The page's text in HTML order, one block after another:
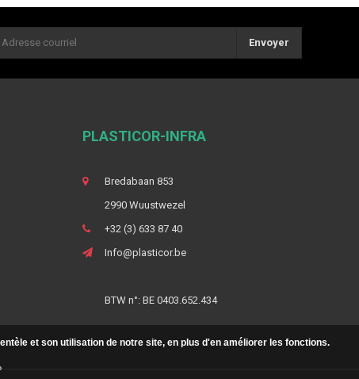
Envoyer
PLASTICOR-INFRA
Bredabaan 853
2990 Wuustwezel
+32 (3) 633 87 40
Info@plasticor.be
BTW n°: BE 0403.652.434
et son utilisation de notre site, en plus d'en améliorer les fonctions.